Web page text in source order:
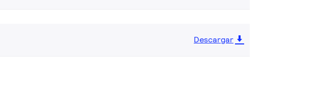
Descargar